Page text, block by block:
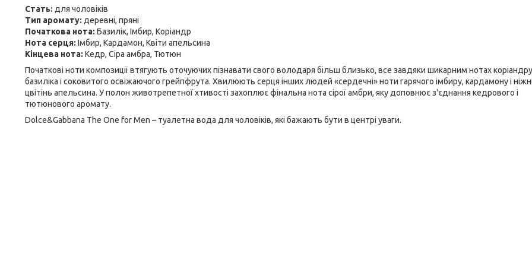
Стать: для чоловіків
Тип аромату: деревні, пряні
Початкова нота: Базилік, Імбир, Коріандр
Нота серця: Імбир, Кардамон, Квіти апельсина
Кінцева нота: Кедр, Сіра амбра, Тютюн
Початкові ноти композиції втягують оточуючих пізнавати свого володаря більш близько, все завдяки шикарним нотах
базиліка і соковитого освіжаючого грейпфрута. Хвилюють серця інших людей «сердечні» ноти гарячого імбиру, кардамону і
цвітінь апельсина. У полон животрепетної хтивості захоплює фінальна нота сірої амбри, яку доповнює з'єднання кедрового і
тютюнового аромату.
Dolce&Gabbana The One for Men – туалетна вода для чоловіків, які бажають бути в центрі уваги.